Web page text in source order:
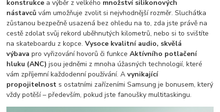
konstrukce a výběr z velkého množství silikonových
nástavců vám umožňuje zvolit si nejvhodnější rozměr. Sluchátka
zůstanou bezpečně usazená bez ohledu na to, zda jste právě na
cestě zdolat svůj rekord uběhnutých kilometrů, nebo si to svištíte
na skateboardu z kopce.Vysoce kvalitní audio, skvělá
výbava pro vyřizování hovorů či funkceAktívního potlačení
hluku (ANC) jsou jedněmi z mnoha úžasných technologií, které
vám zpříjemní každodenní používání. Avynikající
propojitelnost s ostatními zařízeními Samsung je bonusem, který
vždy potěší – především, pokud jste fanoušky multitaskingu.